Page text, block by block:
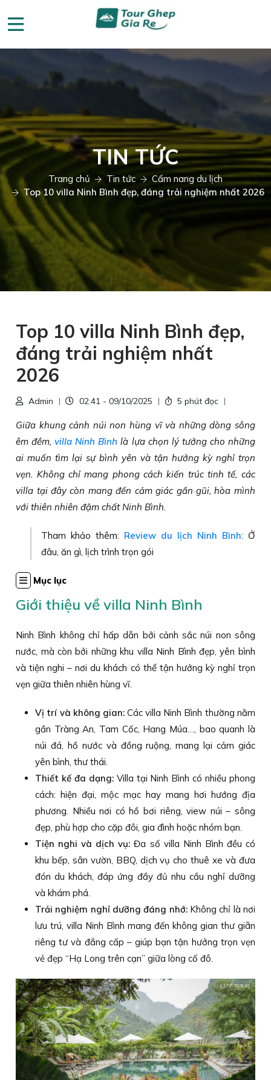
TIN TỨC
Trang chủ Tin tức
Cẩm nang du lịch
Top 10 villa Ninh Bình đẹp, đáng trải nghiệm nhất 2026
Top 10 villa Ninh Bình đẹp,
đáng trải nghiệm nhất
2026
Admin 02:41 - 09/10/2025 5 phút đọc
Giữa khung cảnh núi non hùng vĩ và những dòng sông
êm đềm,villa Ninh Bình là lựa chọn lý tưởng cho những
ai muốn tìm lại sự bình yên và tận hưởng kỳ nghỉ trọn
vẹn. Không chỉ mang phong cách kiến trúc tinh tế, các
villa tại đây còn mang đến cảm giác gần gũi, hòa mình
với thiên nhiên đậm chất Ninh Bình.
Tham khảo thêm: Review du lịch Ninh Bình: Ở
đâu, ăn gì, lịch trình trọn gói
Mục lục
Giới thiệu về villa Ninh Bình
Ninh Bình không chỉ hấp dẫn bởi cảnh sắc núi non sông
nước, mà còn bởi những khu villa Ninh Bình đẹp, yên bình
và tiện nghi – nơi du khách có thể tận hưởng kỳ nghỉ trọn
vẹn giữa thiên nhiên hùng vĩ.
Vị trí và không gian: Các villa Ninh Bình thường nằm
gần Tràng An, Tam Cốc, Hang Múa…, bao quanh là
núi đá, hồ nước và đồng ruộng, mang lại cảm giác
yên bình, thư thái.
Thiết kế đa dạng:Villa tại Ninh Bình có nhiều phong
cách: hiện đại, mộc mạc hay mang hơi hướng địa
phương. Nhiều nơi có hồ bơi riêng, view núi – sông
đẹp, phù hợp cho cặp đôi, gia đình hoặc nhóm bạn.
Tiện nghi và dịch vụ: Đa số villa Ninh Bình đều có
khu bếp, sân vườn, BBQ, dịch vụ cho thuê xe và đưa
đón du khách, đáp ứng đầy đủ nhu cầu nghỉ dưỡng
và khám phá.
Trải nghiệm nghỉ dưỡng đáng nhớ: Không chỉ là nơi
lưu trú, villa Ninh Bình mang đến không gian thư giãn
riêng tư và đẳng cấp – giúp bạn tận hưởng trọn vẹn
vẻ đẹp “Hạ Long trên cạn” giữa lòng cố đô.